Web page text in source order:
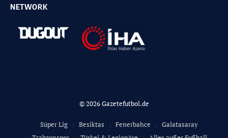
NETWORK
© 2026 Gazetefutbol.de
Süper Lig Besiktas Fenerbahce
Galatasaray